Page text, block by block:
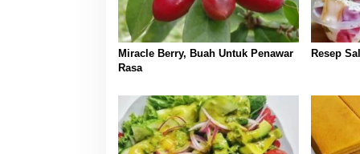
Miracle Berry, Buah Untuk Penawar
Rasa
Resep